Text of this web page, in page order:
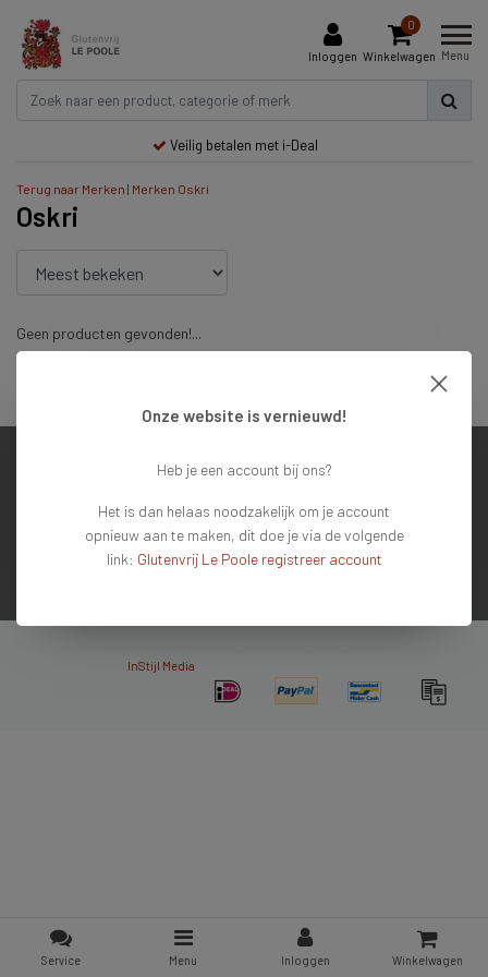
Inloggen
0
Winkelwagen Menu
Veilig betalen met i-Deal
Terug naar Merken | Merken Oskri
Oskri
Geen producten gevonden!...
Mijn account
Contactgegevens
InStijl Media
Service Menu Inloggen Winkelwagen
Onze website is vernieuwd!
Heb je een account bij ons?
Het is dan helaas noodzakelijk om je account
opnieuw aan te maken, dit doe je via de volgende
link: Glutenvrij Le Poole registreer account